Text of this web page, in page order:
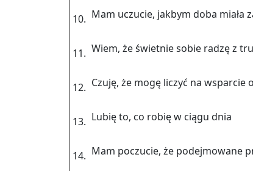
10. Mam uczu­cie, jak­bym doba miała
11. Wiem, że świet­nie sobie radzę z
12. Czuję, że mogę li­czyć na
13. Lubię to, co robię w ciągu dnia
14. Mam po­czu­cie, że po­dej­mo­wa­ne